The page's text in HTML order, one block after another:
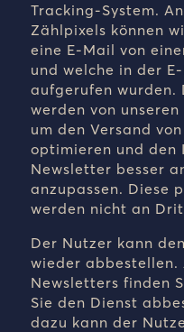
Tracking-System.
Zählpixels können
eine E-Mail von
und welche in der
aufgerufen wurden.
werden von
um den Versand
optimieren und den
Newsletter besser
anzupassen. Diese
werden nicht an
Der Nutzer kann
wieder abbestellen.
Newsletters finden
Sie den Dienst
dazu kann der